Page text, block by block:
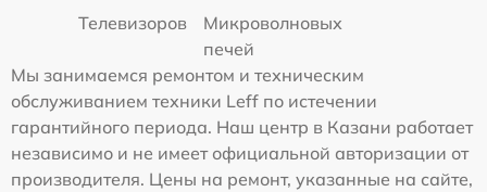
Телевизоров
Микроволновых
печей
Мы занимаемся ремонтом и техническим
обслуживанием техники Leff по истечении
гарантийного периода. Наш центр в Казани работает
независимо и не имеет официальной авторизации от
производителя. Цены на ремонт, указанные на сайте,